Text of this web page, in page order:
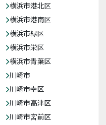
横浜市港北区
横浜市港南区
横浜市緑区
横浜市栄区
横浜市青葉区
川崎市
川崎市幸区
川崎市高津区
川崎市宮前区